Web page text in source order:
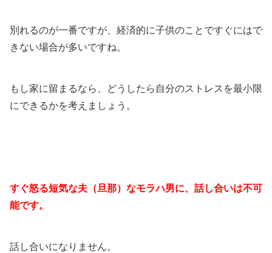
別れるのが一番ですが、経済的に子供のことですぐにはで
きない場合が多いですね。
もし家に留まるなら、どうしたら自分のストレスを最小限
にできるかを考えましょう。
すぐ怒る短気な夫（旦那）なモラハ男に、話し合いは不可
能です。
話し合いになりません。